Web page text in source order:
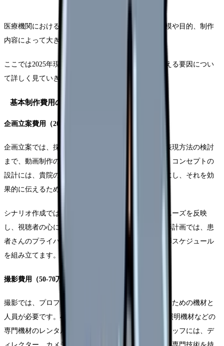
医療機関における採用動画の制作費用は、病院の規模や目的、制作
内容によって大きく異なります。
ここでは2025年現在の最新相場と、それに影響を与える要因につい
て詳しく見ていきます。
基本制作費用の詳細内訳
企画立案費用（20-30万円）
企画立案では、採用ターゲットの分析から具体的な表現方法の検討
まで、動画制作の根幹となる重要な作業を行います。コンセプトの
設計には、貴院の理念や特徴、求める人材像を明確にし、それを効
果的に伝えるための戦略立案が含まれます。
シナリオ作成では、採用現場で実際に感じる課題やニーズを反映
し、視聴者の心に響く内容を構築していきます。撮影計画では、患
者さんのプライバシーに配慮しながら、効率的な撮影スケジュール
を組み立てます。
撮影費用（50-70万円）
撮影では、プロフェッショナルな映像品質を確保するための機材と
人員が必要です。4K対応カメラやスタビライザー、照明機材などの
専門機材のレンタル料が含まれます。また、撮影スタッフには、デ